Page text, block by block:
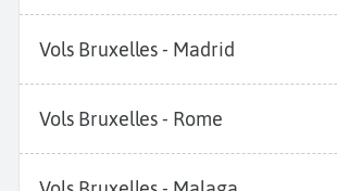
Vols Bruxelles - Madrid
Vols Bruxelles - Rome